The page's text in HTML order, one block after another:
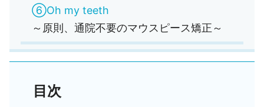
⑥Oh my teeth
～原則、通院不要のマウスピース矯正～
目次